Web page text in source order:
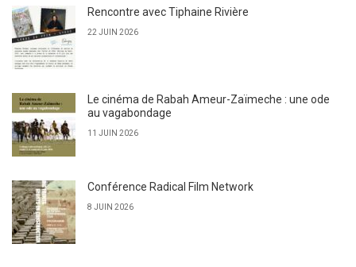
Rencontre avec Tiphaine Rivière
22 JUIN 2026
Le cinéma de Rabah Ameur-Zaïmeche : une ode
au vagabondage
11 JUIN 2026
Conférence Radical Film Network
8 JUIN 2026